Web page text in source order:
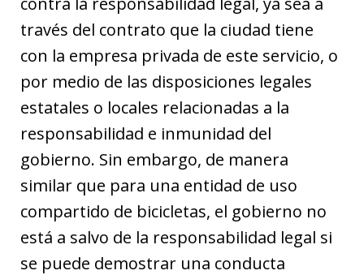
través del contrato que la ciudad tiene
con la empresa privada de este servicio, o
por medio de las disposiciones legales
estatales o locales relacionadas a la
responsabilidad e inmunidad del
gobierno. Sin embargo, de manera
similar que para una entidad de uso
compartido de bicicletas, el gobierno no
está a salvo de la responsabilidad legal si
se puede demostrar una conducta